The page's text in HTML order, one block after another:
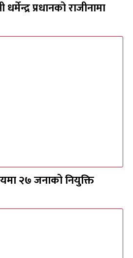
धर्मेन्द्र प्रधानको राजीनामा
२७ जनाको नियुक्ति